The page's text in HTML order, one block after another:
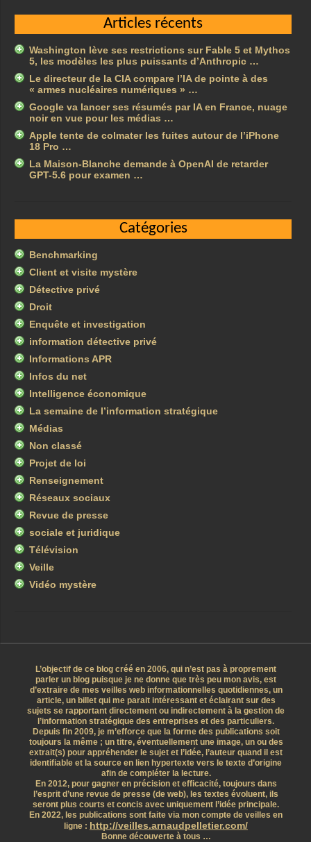
Articles récents
Washington lève ses restrictions sur Fable 5 et Mythos
5, les modèles les plus puissants d’Anthropic …
Le directeur de la CIA compare l’IA de pointe à des
« armes nucléaires numériques » …
Google va lancer ses résumés par IA en France, nuage
noir en vue pour les médias …
Apple tente de colmater les fuites autour de l’iPhone
18 Pro …
La Maison-Blanche demande à OpenAI de retarder
GPT-5.6 pour examen …
Catégories
Benchmarking
Client et visite mystère
Détective privé
Droit
Enquête et investigation
information détective privé
Informations APR
Infos du net
Intelligence économique
La semaine de l’information stratégique
Médias
Non classé
Projet de loi
Renseignement
Réseaux sociaux
Revue de presse
sociale et juridique
Télévision
Veille
Vidéo mystère
L’objectif de ce blog créé en 2006, qui n’est pas à proprement
parler un blog puisque je ne donne que très peu mon avis, est
d’extraire de mes veilles web informationnelles quotidiennes, un
article, un billet qui me parait intéressant et éclairant sur des
sujets se rapportant directement ou indirectement à la gestion de
l’information stratégique des entreprises et des particuliers.
Depuis fin 2009, je m’efforce que la forme des publications soit
toujours la même ; un titre, éventuellement une image, un ou des
extrait(s) pour appréhender le sujet et l’idée, l’auteur quand il est
identifiable et la source en lien hypertexte vers le texte d’origine
afin de compléter la lecture.
En 2012, pour gagner en précision et efficacité, toujours dans
l’esprit d’une revue de presse (de web), les textes évoluent, ils
seront plus courts et concis avec uniquement l’idée principale.
En 2022, les publications sont faite via mon compte de veilles en
ligne : http://veilles.arnaudpelletier.com/
Bonne découverte à tous …